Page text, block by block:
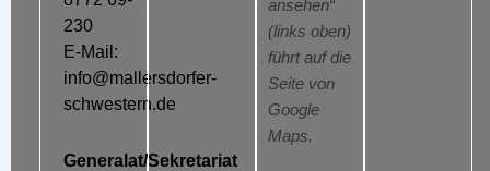
230
E-Mail:
info@mallersdorfer-
schwestern.de
Generalat/Sekretariat
ansehen“
(links oben)
führt auf die
Seite von
Google
Maps.